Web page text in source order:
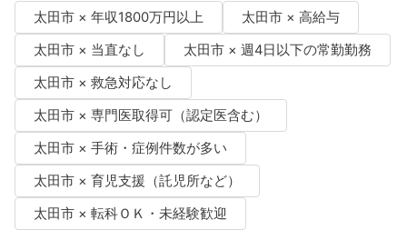
太田市 × 年収1800万円以上
太田市 × 高給与
太田市 × 当直なし
太田市 × 週4日以下の常勤勤務
太田市 × 救急対応なし
太田市 × 専門医取得可（認定医含む）
太田市 × 手術・症例件数が多い
太田市 × 育児支援（託児所など）
太田市 × 転科ＯＫ・未経験歓迎